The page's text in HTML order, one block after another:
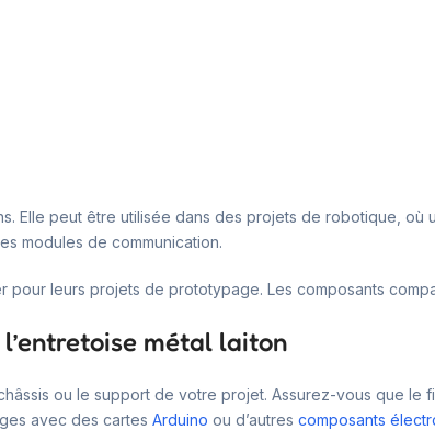
Elle peut être utilisée dans des projets de robotique,
modules de communication.
pour leurs projets de prototypage. Les composants
métal laiton
ou le support de votre projet. Assurez-vous que le
avec des cartes Arduino ou d’autres composants